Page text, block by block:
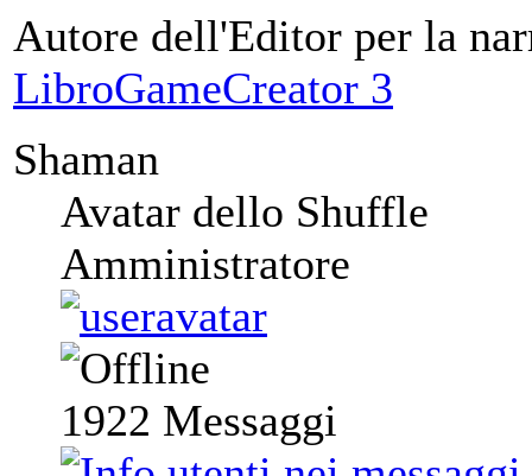
Autore dell'Editor per la
LibroGameCreator 3
Shaman
Avatar dello Shuffle
Amministratore
1922 Messaggi